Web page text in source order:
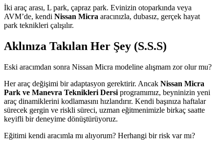
İki araç arası, L park, çapraz park. Evinizin otoparkında veya
AVM’de, kendi Nissan Micra aracınızla, dubasız, gerçek hayat
park teknikleri çalışılır.
Aklınıza Takılan Her Şey (S.S.S)
Eski aracımdan sonra Nissan Micra modeline alışmam zor olur mu?
Her araç değişimi bir adaptasyon gerektirir. Ancak Nissan Micra
Park ve Manevra Teknikleri Dersi programımız, beyninizin yeni
araç dinamiklerini kodlamasını hızlandırır. Kendi başınıza haftalar
sürecek gergin ve riskli süreci, uzman eğitmenimizle birkaç saatte
keyifli bir deneyime dönüştürüyoruz.
Eğitimi kendi aracımla mı alıyorum? Herhangi bir risk var mı?